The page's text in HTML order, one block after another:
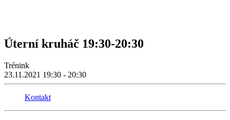
Úterní kruháč 19:30-20:30
Trénink
23.11.2021 19:30 - 20:30
Kontakt